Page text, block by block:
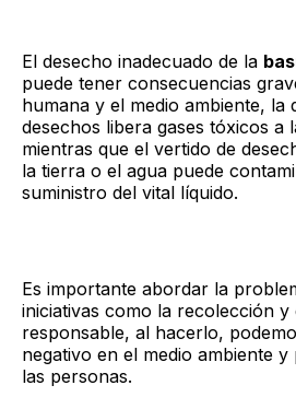
El desecho inadecuado de la
puede tener consecuencias
humana y el medio ambiente, la
desechos libera gases tóxicos a
mientras que el vertido de
la tierra o el agua puede
suministro del vital líquido.
Es importante abordar la
iniciativas como la recolección y
responsable, al hacerlo,
negativo en el medio ambiente
las personas.